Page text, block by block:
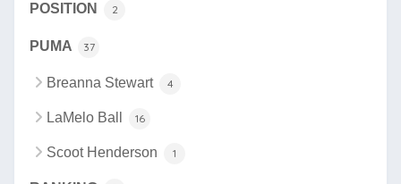
POSITION 2
PUMA 37
Breanna Stewart 4
LaMelo Ball 16
Scoot Henderson 1